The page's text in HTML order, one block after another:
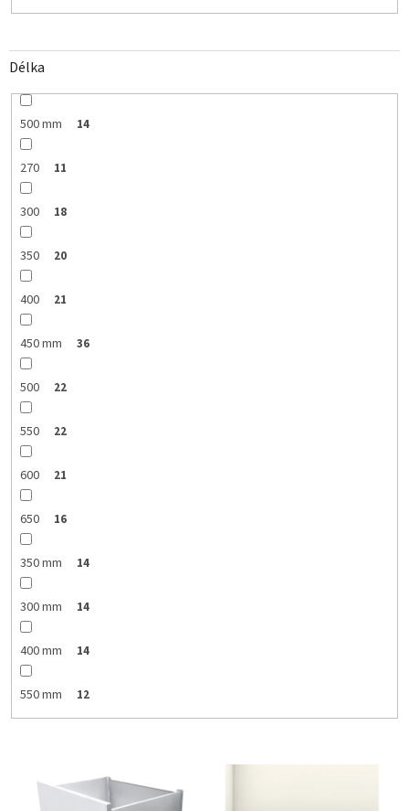
Délka
500 mm 14
270 11
300 18
350 20
400 21
450 mm 36
500 22
550 22
600 21
650 16
350 mm 14
300 mm 14
400 mm 14
550 mm 12